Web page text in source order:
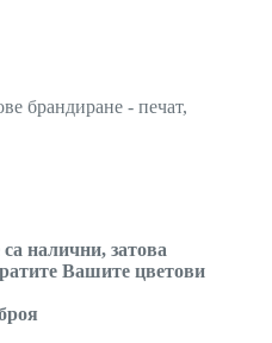
брандиране - печат,
налични, затова
Вашите цветови